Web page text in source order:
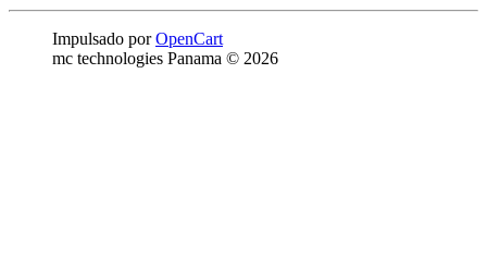
Impulsado porOpenCart
mc technologies Panama © 2026